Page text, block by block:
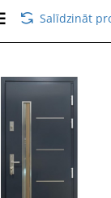
Salīdzināt